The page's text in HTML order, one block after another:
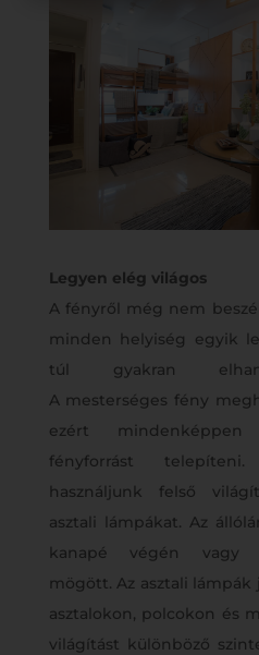
Legyen elég világos
A fényről még nem
minden helyiség egyik
túl gyakran
A mesterséges fény
ezért
fényforrást
használjunk felső
asztali lámpákat. Az
kanapé végén vagy
mögött. Az asztali
asztalokon, polcokon és
világítást különböző